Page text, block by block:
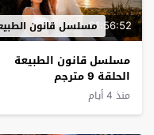
01:56:52مسلسل قانون
مسلسل قانون الطبيعة
الحلقة 9 مترجم
منذ 4 أيام